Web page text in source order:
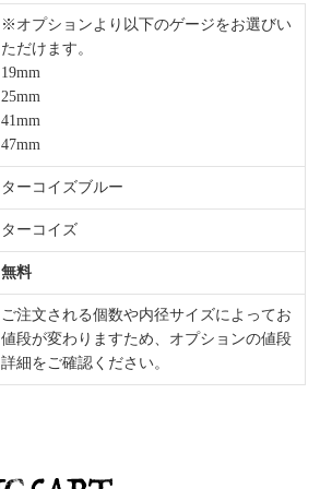
※オプションより以下のゲージをお選びい
ただけます。
19mm
25mm
41mm
47mm
ターコイズブルー
ターコイズ
無料
ご注文される個数や内径サイズによってお
値段が変わりますため、オプションの値段
詳細をご確認ください。